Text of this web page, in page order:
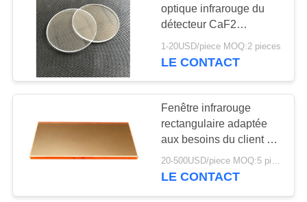
SITE
PRIVACY
POLICY
Fenêtre infrarouge
optique infrarouge du
détecteur CaF2
Windows d'UV à l'IR
1-20USD/piece MOQ:2 pieces
LE CONTACT
Fenêtre infrarouge
rectangulaire adaptée
aux besoins du client de
ZnSe avec la basse
dispersion
20-500USD/piece MOQ:5 pièces
LE CONTACT